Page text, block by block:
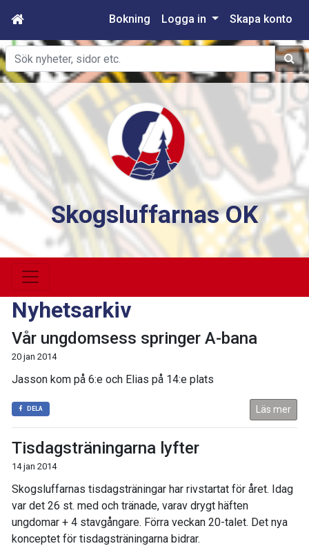
Bokning Logga in Skapa konto
Sök
Skogsluffarnas OK
Nyhetsarkiv
Vår ungdomsess springer A-bana
20 jan 2014
Jasson kom på 6:e och Elias på 14:e plats
DELA Läs mer
Tisdagsträningarna lyfter
14 jan 2014
Skogsluffarnas tisdagsträningar har rivstartat för året. Idag
var det 26 st. med och tränade, varav drygt häften
ungdomar + 4 stavgångare. Förra veckan 20-talet. Det nya
konceptet för tisdagsträningarna bidrar.